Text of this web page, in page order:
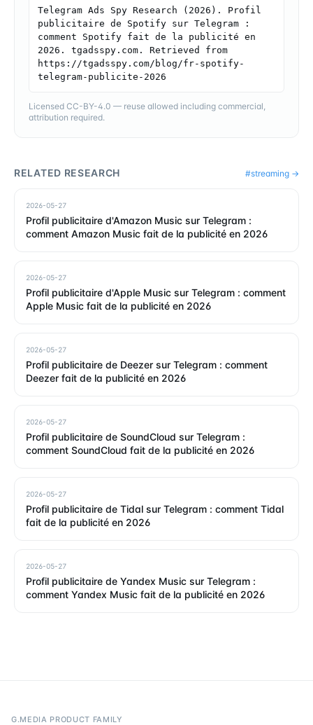
Telegram Ads Spy Research (2026). Profil
publicitaire de Spotify sur Telegram :
comment Spotify fait de la publicité en
2026. tgadsspy.com. Retrieved from
https://tgadsspy.com/blog/fr-spotify-
telegram-publicite-2026
Licensed CC-BY-4.0 — reuse allowed including commercial,
attribution required.
RELATED RESEARCH #streaming →
2026-05-27
Profil publicitaire d'Amazon Music sur Telegram :
comment Amazon Music fait de la publicité en 2026
2026-05-27
Profil publicitaire d'Apple Music sur Telegram : comment
Apple Music fait de la publicité en 2026
2026-05-27
Profil publicitaire de Deezer sur Telegram : comment
Deezer fait de la publicité en 2026
2026-05-27
Profil publicitaire de SoundCloud sur Telegram :
comment SoundCloud fait de la publicité en 2026
2026-05-27
Profil publicitaire de Tidal sur Telegram : comment Tidal
fait de la publicité en 2026
2026-05-27
Profil publicitaire de Yandex Music sur Telegram :
comment Yandex Music fait de la publicité en 2026
G.MEDIA PRODUCT FAMILY